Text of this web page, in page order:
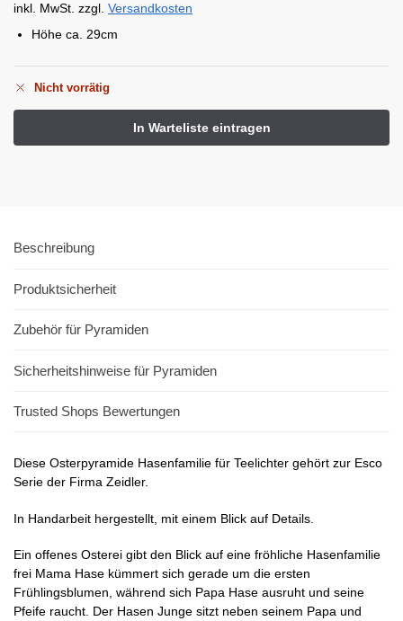
inkl. MwSt. zzgl. Versandkosten
Höhe ca. 29cm
Nicht vorrätig
Beschreibung
Produktsicherheit
Zubehör für Pyramiden
Sicherheitshinweise für Pyramiden
Trusted Shops Bewertungen
Diese Osterpyramide Hasenfamilie für Teelichter gehört zur Esco
Serie der Firma Zeidler.
In Handarbeit hergestellt, mit einem Blick auf Details.
Ein offenes Osterei gibt den Blick auf eine fröhliche Hasenfamilie
frei Mama Hase kümmert sich gerade um die ersten
Frühlingsblumen, während sich Papa Hase ausruht und seine
Pfeife raucht. Der Hasen Junge sitzt neben seinem Papa und